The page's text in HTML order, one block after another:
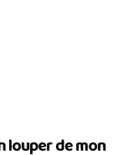
louper de mon